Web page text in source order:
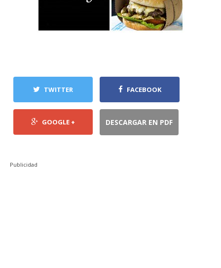
TWITTER FACEBOOK
GOOGLE + DESCARGAR EN PDF
Publicidad